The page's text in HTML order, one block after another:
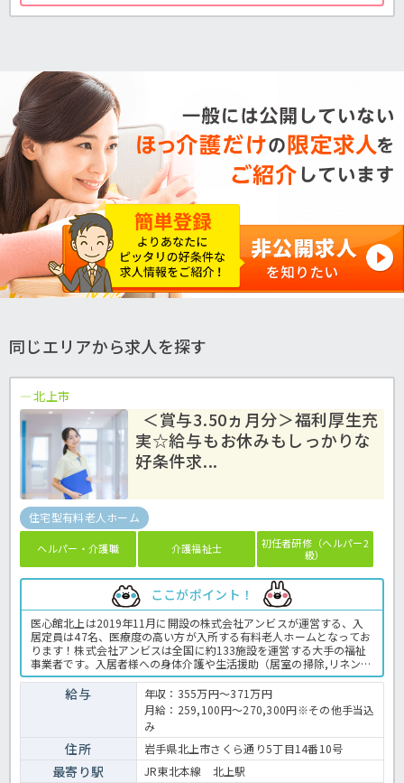
同じエリアから求人を探す
北上市
＜賞与3.50ヵ月分＞福利厚生充
実☆給与もお休みもしっかりな
好条件求...
住宅型有料老人ホーム
ヘルパー・介護職 介護福祉士
初任者研修（ヘルパー2
級）
ここがポイント！
医心館北上は2019年11月に開設の株式会社アンビスが運営する、入
居定員は47名、医療度の高い方が入所する有料老人ホームとなってお
ります！株式会社アンビスは全国に約133施設を運営する大手の福祉
事業者です。入居者様への身体介護や生活援助（居室の掃除,リネン交
換,簡単な調理)、等生活面のサポートをお任せいたします！賞与は3.5
ヵ月分、各種手当お豊富なので年収330万円以上目指せます！終末期
ケア、緩和ケア、医療依存度の高い方のケアもお願いしますが、教育
体制充実、看護師さんが24時間常駐しているので安心！年間休日115
日とお休みもしっかりとれるのでプライベートの時間もしっかり確保
★経験、資格がある方でお給料アップ、医療型施設での介護に挑戦し
たい方は、お早めにご相談ください！ 有料老人ホームでの介護業務全
般です。 ＜介護職 正職員 有料老人ホームの求人＞
給与
年収：355万円～371万円
月給：259,100円～270,300円※その他手当込
み
住所 岩手県北上市さくら通り5丁目14番10号
最寄り駅 JR東北本線 北上駅